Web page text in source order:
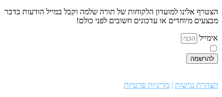
הצטרף אלינו למועדון הלקוחות של תורה שלמה וקבל במייל הודעות בדבר
מבצעים מיוחדים או עדכונים חשובים לפני כולם!
אימייל
להרשמה
הצהרת נגישות | מדיניות פרטיות